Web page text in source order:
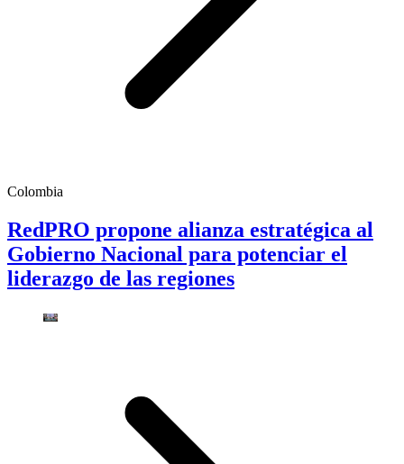
Colombia
RedPRO propone alianza estratégica al
Gobierno Nacional para potenciar el
liderazgo de las regiones